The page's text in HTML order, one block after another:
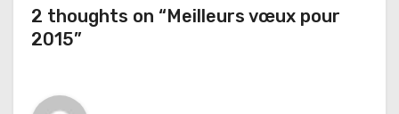
o
2 thoughts on “Meilleurs vœux pour
2015”